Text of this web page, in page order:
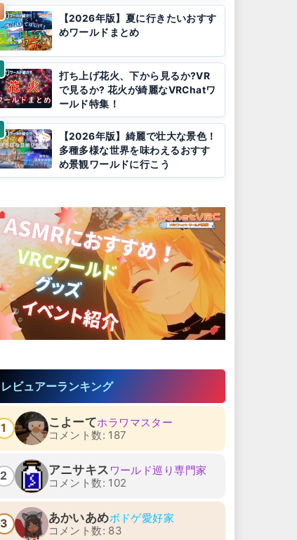
【2026年版】夏に行きたいおすす
めワールドまとめ
打ち上げ花火、下から見るか?VR
で見るか? 花火が綺麗なVRChatワ
ールド特集！
【2026年版】綺麗で壮大な景色！
多種多様な世界を味わえるおすす
め景観ワールドに行こう
レビュアーランキング
1 こよーてホラワマスター
コメント数: 187
2 アニサキス ワールド巡り専門家
コメント数: 102
3 あかいあめボドゲ愛好家
コメント数: 83